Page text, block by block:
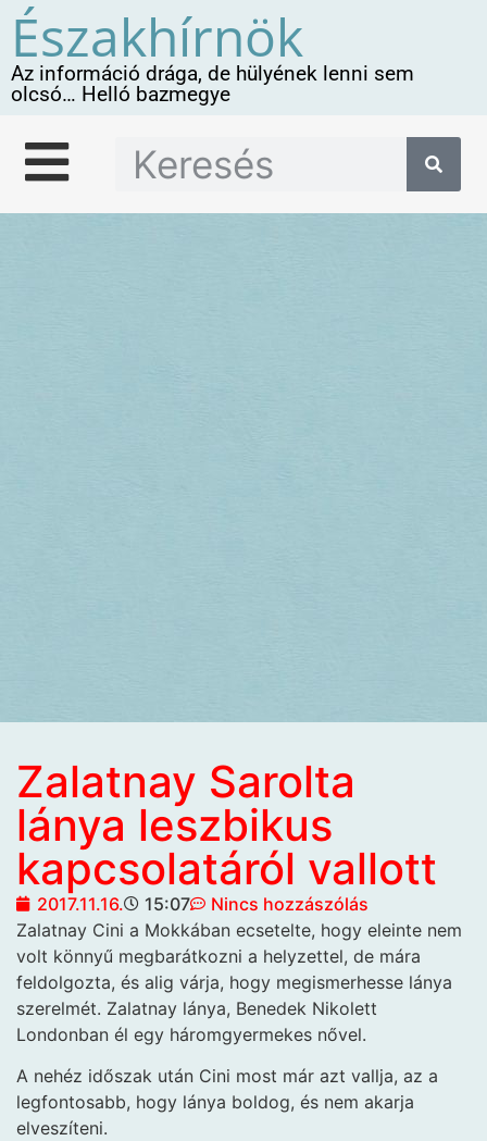
Északhírnök
Az információ drága, de hülyének lenni sem
olcsó… Helló bazmegye
Zalatnay Sarolta
lánya leszbikus
kapcsolatáról vallott
2017.11.16. 15:07
Nincs hozzászólás
Zalatnay Cini a Mokkában ecsetelte, hogy eleinte nem
volt könnyű megbarátkozni a helyzettel, de mára
feldolgozta, és alig várja, hogy megismerhesse lánya
szerelmét. Zalatnay lánya, Benedek Nikolett
Londonban él egy háromgyermekes nővel.
A nehéz időszak után Cini most már azt vallja, az a
legfontosabb, hogy lánya boldog, és nem akarja
elveszíteni.